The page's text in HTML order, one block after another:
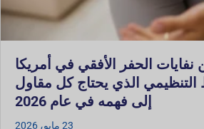
الحفر الأفقي في أمريكا
الذي يحتاج كل مقاول
إلى فهمه في عام 2026